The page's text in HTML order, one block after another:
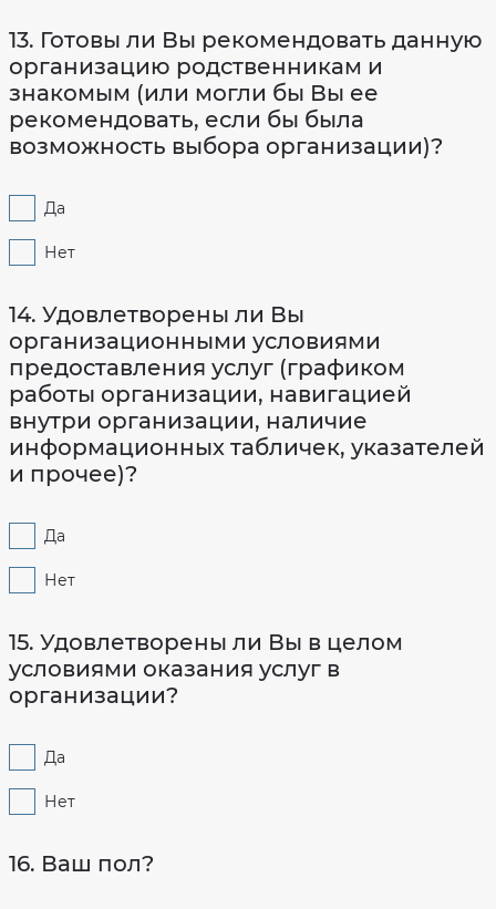
13. Готовы ли Вы рекомендовать данную
организацию родственникам и
знакомым (или могли бы Вы ее
рекомендовать, если бы была
возможность выбора организации)?
Да
Нет
14. Удовлетворены ли Вы
организационными условиями
предоставления услуг (графиком
работы организации, навигацией
внутри организации, наличие
информационных табличек, указателей
и прочее)?
Да
Нет
15. Удовлетворены ли Вы в целом
условиями оказания услуг в
организации?
Да
Нет
16. Ваш пол?